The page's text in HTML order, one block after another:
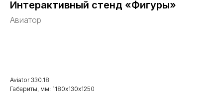
Интерактивный стенд «Фигуры»
Авиатор
Aviator 330.18
Габариты, мм: 1180х130х1250